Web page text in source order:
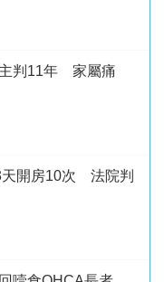
判11年 家屬痛
天開房10次 法院判